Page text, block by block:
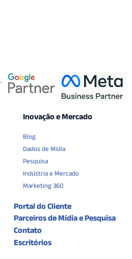
Inovação e Mercado
Blog
Dados de Mídia
Pesquisa
Indústria e Mercado
Marketing 360
Portal do Cliente
Parceiros de Mídia e Pesquisa
Contato
Escritórios